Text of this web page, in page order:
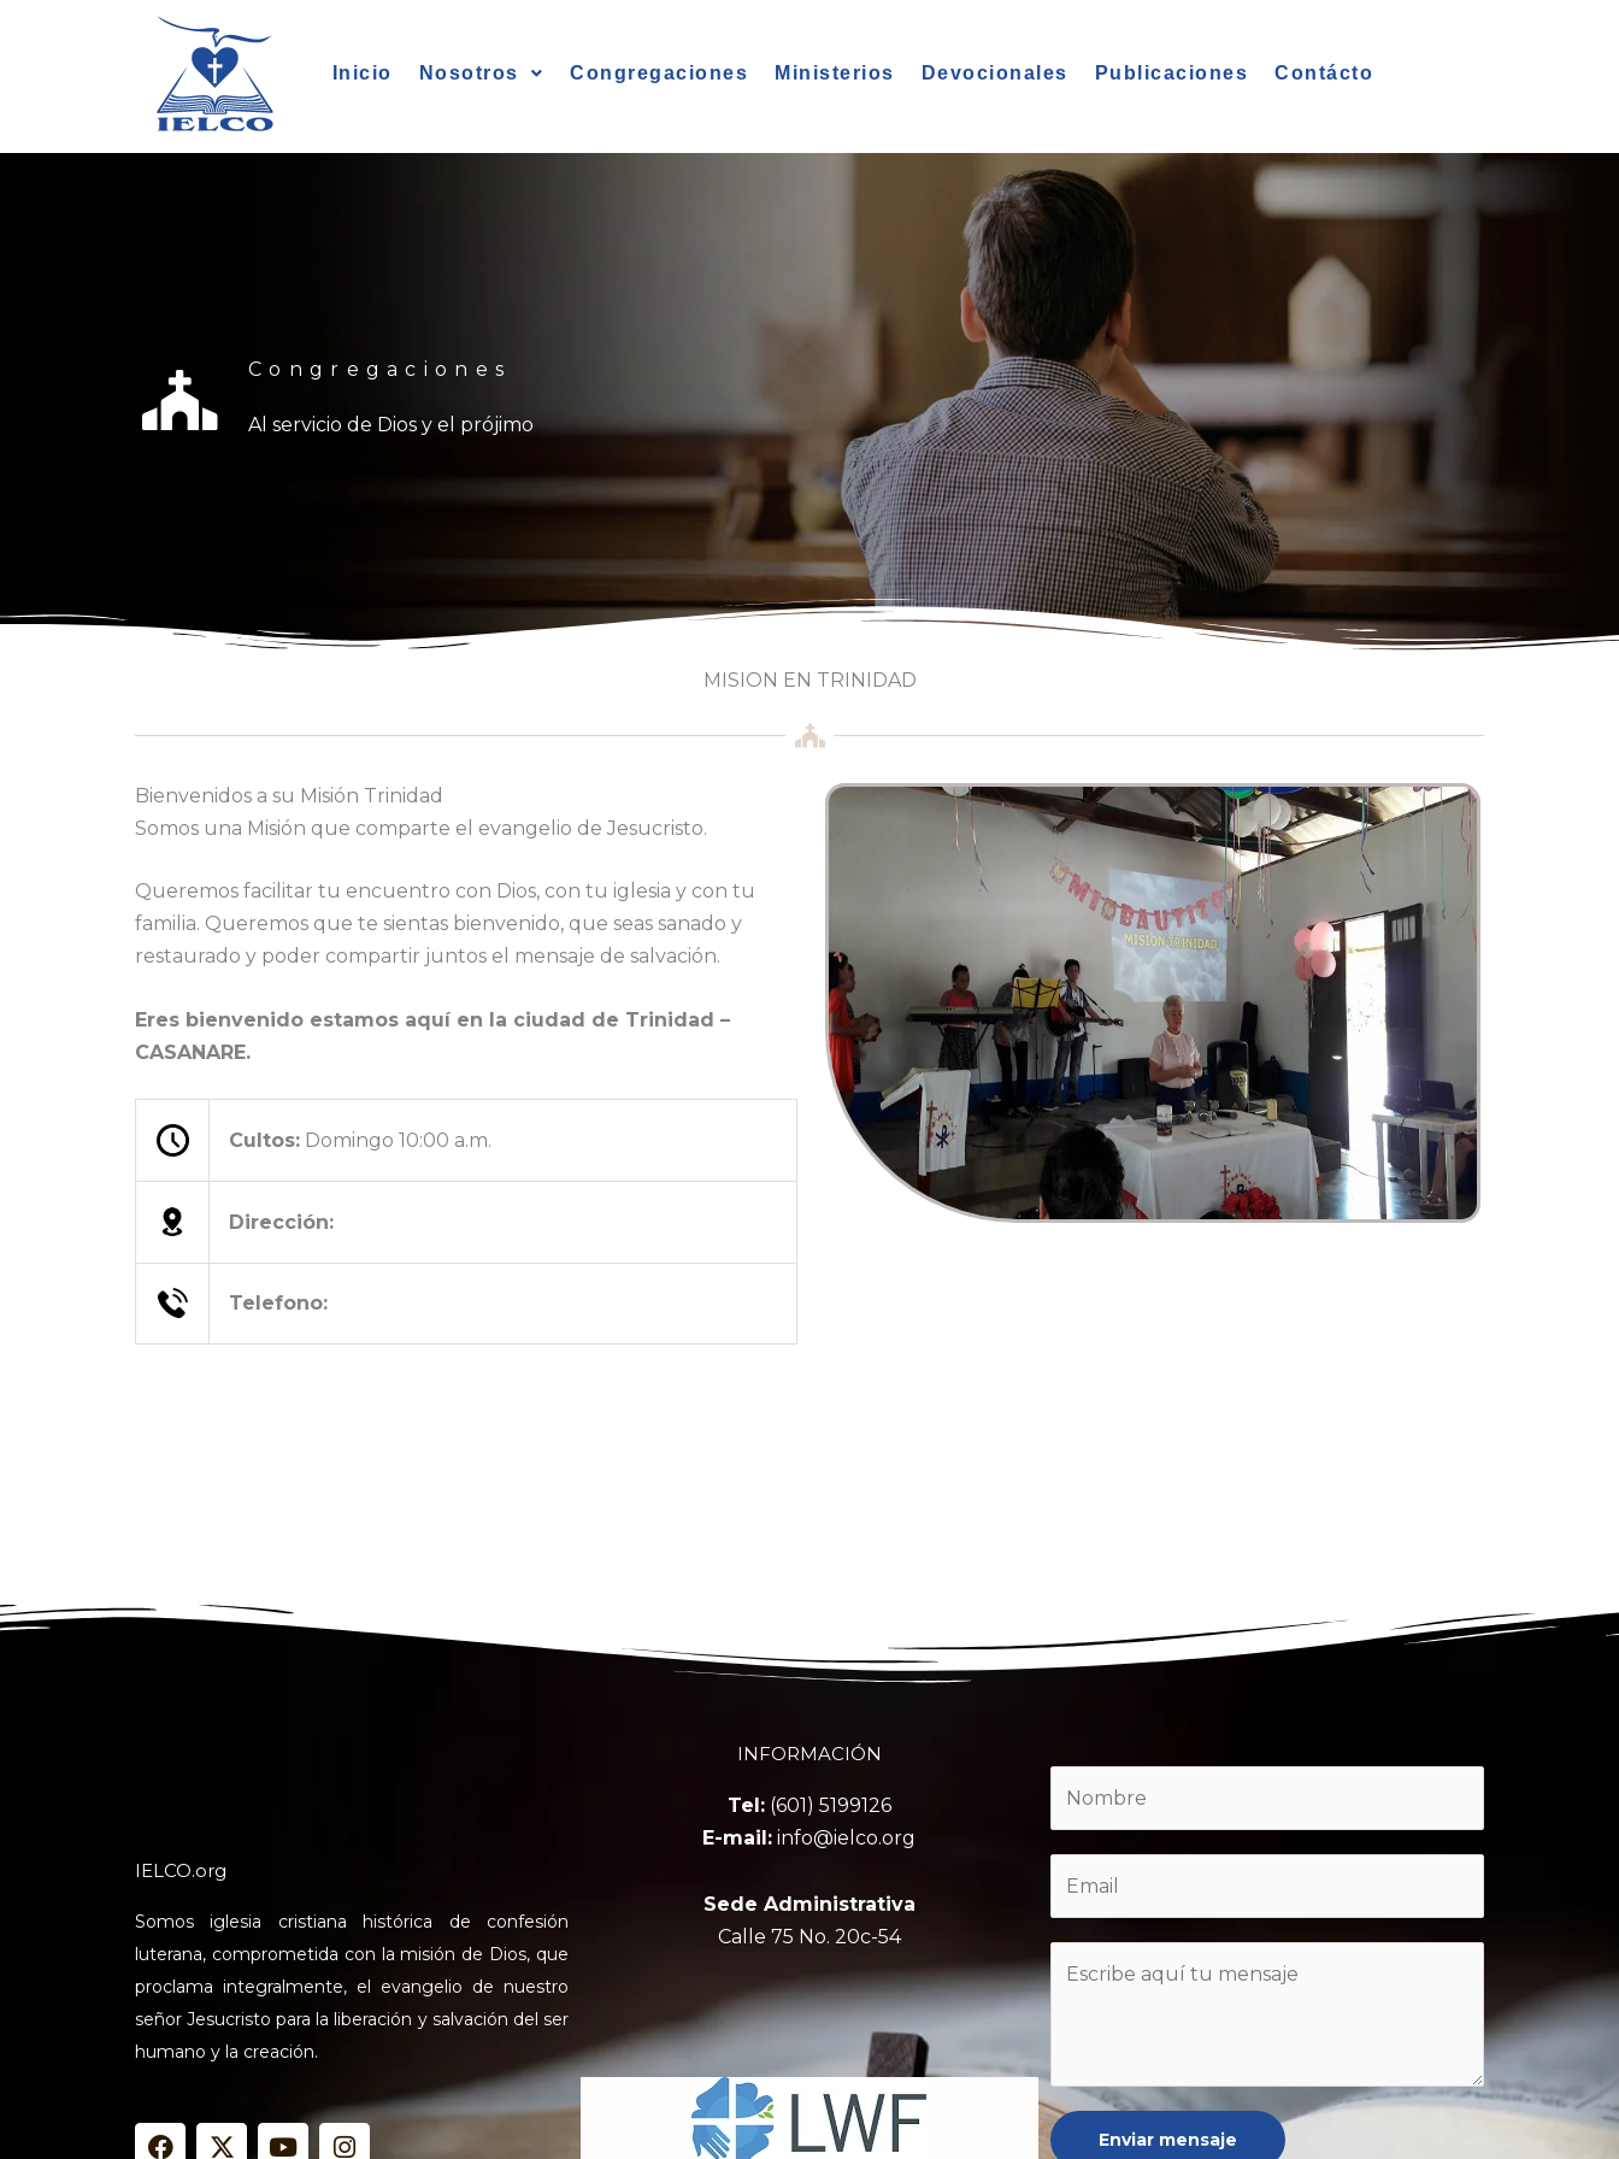
Inicio Nosotros Congregaciones Ministerios Devocionales Publicaciones Contácto
Congregaciones
Al servicio de Dios y el prójimo
MISION EN TRINIDAD
Bienvenidos a su Misión Trinidad
Somos una Misión que comparte el evangelio de Jesucristo.
Queremos facilitar tu encuentro con Dios, con tu iglesia y con tu
familia. Queremos que te sientas bienvenido, que seas sanado y
restaurado y poder compartir juntos el mensaje de salvación.
Eres bienvenido estamos aquí en la ciudad de Trinidad –
CASANARE.
Cultos: Domingo 10:00 a.m.
Dirección:
Telefono:
IELCO.org
Somos iglesia cristiana histórica de confesión
luterana, comprometida con la misión de Dios, que
proclama integralmente, el evangelio de nuestro
señor Jesucristo para la liberación y salvación del ser
humano y la creación.
F
X
Y
I
INFORMACIÓN
Tel:(601) 5199126
E-mail: info@ielco.org
Sede Administrativa
Calle 75 No. 20c-54
Enviar mensaje